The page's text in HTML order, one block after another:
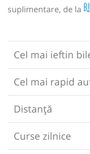
suplimentare, de la
Cel mai ieftin
Cel mai rapid
Distanță
Curse zilnice